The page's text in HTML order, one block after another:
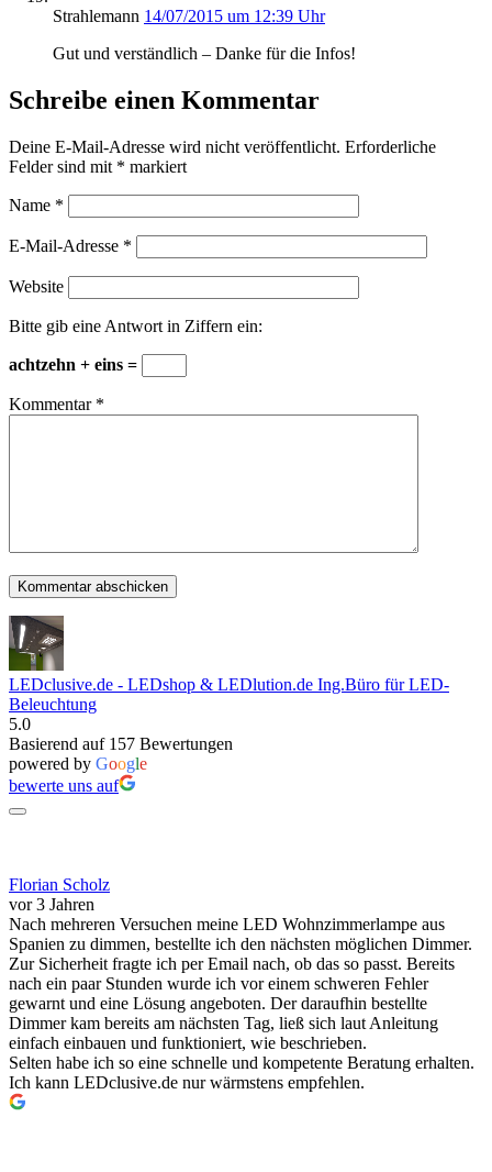
Strahlemann 14/07/2015 um 12:39 Uhr
Gut und verständlich – Danke für die Infos!
Schreibe einen Kommentar
Deine E-Mail-Adresse wird nicht veröffentlicht. Erforderliche
Felder sind mit * markiert
Name *
E-Mail-Adresse *
Website
Bitte gib eine Antwort in Ziffern ein:
achtzehn + eins =
Kommentar *
LEDclusive.de - LEDshop & LEDlution.de Ing.Büro für LED-
Beleuchtung
5.0
Basierend auf 157 Bewertungen
powered by Google
bewerte uns auf
Florian Scholz
vor 3 Jahren
Nach mehreren Versuchen meine LED Wohnzimmerlampe aus
Spanien zu dimmen, bestellte ich den nächsten möglichen Dimmer.
Zur Sicherheit fragte ich per Email nach, ob das so passt. Bereits
nach ein paar Stunden wurde ich vor einem schweren Fehler
gewarnt und eine Lösung angeboten. Der daraufhin bestellte
Dimmer kam bereits am nächsten Tag, ließ sich laut Anleitung
einfach einbauen und funktioniert, wie beschrieben.
Selten habe ich so eine schnelle und kompetente Beratung erhalten.
Ich kann LEDclusive.de nur wärmstens empfehlen.